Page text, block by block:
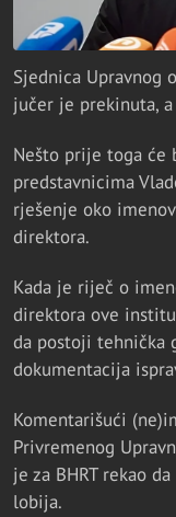
Sjednica Upravnog
jučer je prekinuta,
Nešto prije toga će
predstavnicima
rješenje oko
direktora.
Kada je riječ o
direktora ove
da postoji tehnička
dokumentacija
Komentarišući
Privremenog
je za BHRT rekao
lobija.